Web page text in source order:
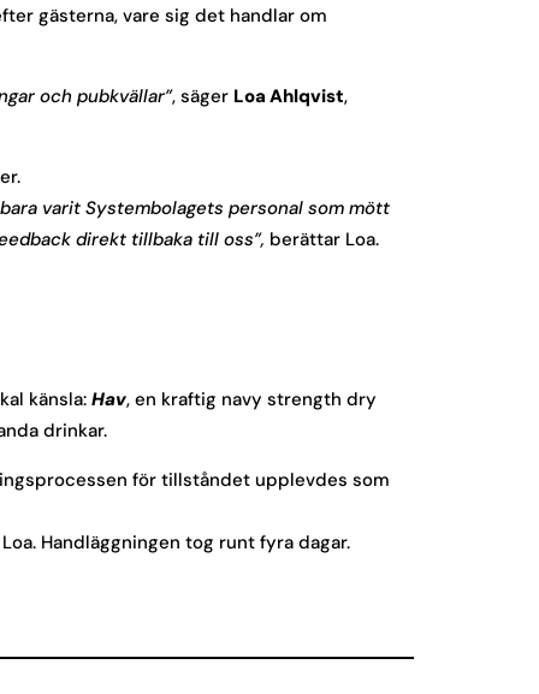
gästerna, vare sig det handlar om
och pubkvällar”, säger Loa Ahlqvist,
varit Systembolagets personal som mött
direkt tillbaka till oss”, berättar Loa.
känsla:Hav, en kraftig navy strength dry
drinkar.
för tillståndet upplevdes som
Handläggningen tog runt fyra dagar.